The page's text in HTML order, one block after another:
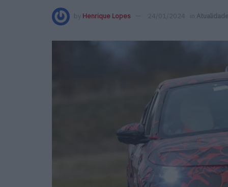
by Henrique Lopes 24/01/2024 in Atualidade